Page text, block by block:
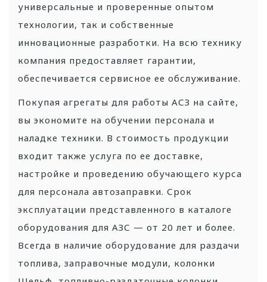
универсальные и проверенные опытом
технологии, так и собственные
инновационные разработки. На всю технику
компания предоставляет гарантии,
обеспечивается сервисное ее обслуживание.
Покупая агрегаты для работы АСЗ на сайте,
вы экономите на обучении персонала и
наладке техники. В стоимость продукции
входит также услуга по ее доставке,
настройке и проведению обучающего курса
для персонала автозаправки. Срок
эксплуатации представленного в каталоге
оборудования для АЗС — от 20 лет и более.
Всегда в наличие оборудование для раздачи
топлива, заправочные модули, колонки